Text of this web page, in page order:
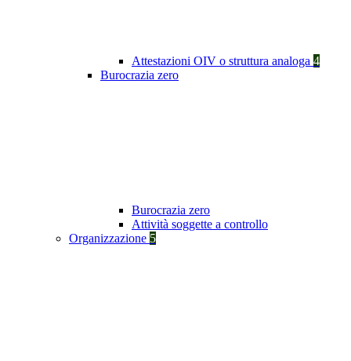
Attestazioni OIV o struttura analoga 4
Burocrazia zero
Burocrazia zero
Attività soggette a controllo
Organizzazione 5